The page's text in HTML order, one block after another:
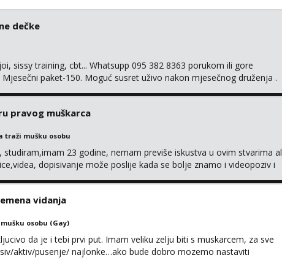
dečke
sissy training, cbt... Whatsupp 095 382 8363 porukom ili gore
paket-150. Moguć susret uživo nakon mjesečnog druženja .
pravog muškarca
traži mušku osobu
23 godine, nemam previše iskustva u ovim stvarima al
dopisivanje može poslije kada se bolje znamo i videopoziv i
vidanja
osobu (Gay)
da je i tebi prvi put. Imam veliku zelju biti s muskarcem, za sve
aktiv/pusenje/ najlonke…ako bude dobro mozemo nastaviti